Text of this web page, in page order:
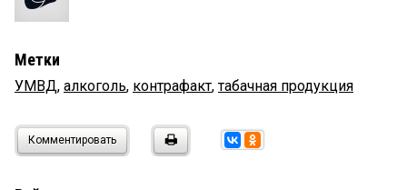
Метки
УМВД, алкоголь, контрафакт,табачная продукция
Комментировать